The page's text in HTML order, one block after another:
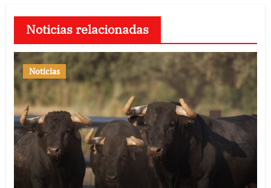
Noticias relacionadas
Noticias